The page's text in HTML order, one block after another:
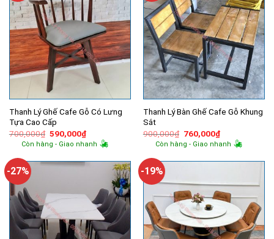
Thanh Lý Ghế Cafe Gỗ Có Lưng
Tựa Cao Cấp
700,000₫ Giá
gốc
là:
590,000₫Giá
hiện
tại
590,000₫.
Còn hàng - Giao nhanh
Thanh Lý Bàn Ghế Cafe Gỗ Khung
Sắt
900,000₫ Giá
gốc
là:
760,000₫Giá
hiện
tại
760,000₫.
Còn hàng - Giao nhanh
-27% -19%